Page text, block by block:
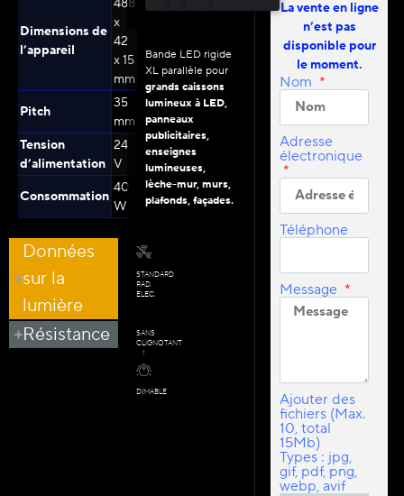
Dimensions de
l’appareil
x
42
x 15
mm
Pitch
35
mm
Tension
d’alimentation
24
V
Consommation
40
W
Données
sur la
lumière
Résistance
STANDARD
RAD.
ELEC.
SANS
CLIGNOTANT
!
DIMABLE
Bande LED rigide
XL parallèle pour
grands caissons
lumineux à LED,
panneaux
publicitaires,
enseignes
lumineuses,
lèche-mur, murs,
plafonds, façades.
La vente en ligne
n’est pas
disponible pour
le moment.
Nom
Adresse
électronique
Téléphone
Message
Ajouter des
fichiers (Max.
10, total
15Mb)
Types : jpg,
gif, pdf, png,
webp, avif